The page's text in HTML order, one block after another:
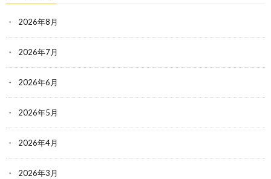
2026年8月
2026年7月
2026年6月
2026年5月
2026年4月
2026年3月